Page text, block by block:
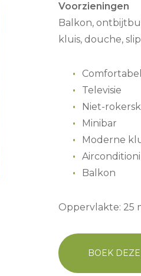
Voorzieningen
Balkon,
kluis, douche,
Televisie
Niet-
Minibar
Moderne
Balkon
Oppervlakte: 25
BOEK